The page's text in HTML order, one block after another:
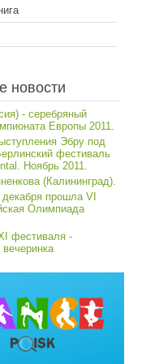
новости
- серебряный
Европы 2011.
Эбру под
фестиваль
Ноябрь 2011.
(Калининград).
прошла VI
Олимпиада
фестиваля -
вечеринка